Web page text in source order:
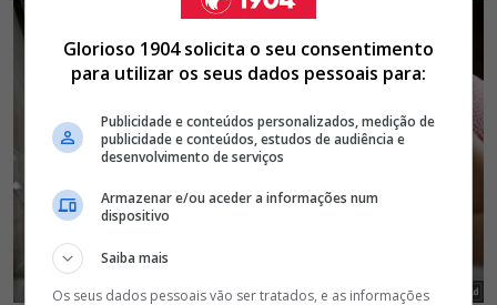
Glorioso 1904 solicita o seu consentimento
para utilizar os seus dados pessoais para:
Publicidade e conteúdos personalizados, medição de
publicidade e conteúdos, estudos de audiência e
desenvolvimento de serviços
Armazenar e/ou aceder a informações num
dispositivo
Saiba mais
Os seus dados pessoais vão ser tratados, e as informações